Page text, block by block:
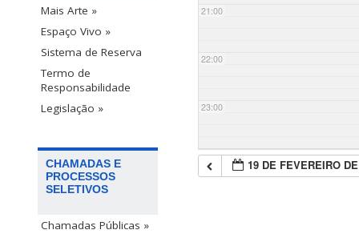
Mais Arte »
Espaço Vivo »
Sistema de Reserva
Termo de
Responsabilidade
Legislação »
CHAMADAS E
PROCESSOS
SELETIVOS
Chamadas Públicas »
21:00
22:00
23:00
19 DE FEVEREIRO